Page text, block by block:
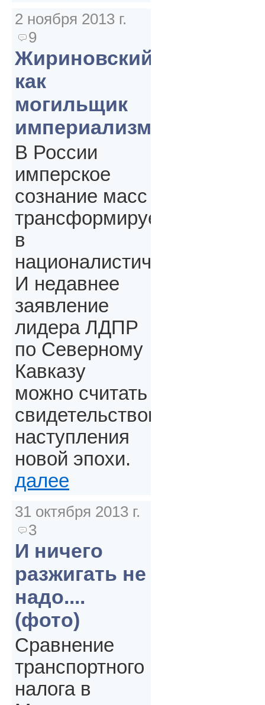
2 ноября 2013 г.
9
Жириновский
как
могильщик
империализма
В России
имперское
сознание масс
трансформируется
в
националистическое.
И недавнее
заявление
лидера ЛДПР
по Северному
Кавказу
можно считать
свидетельством
наступления
новой эпохи.
далее
31 октября 2013 г.
3
И ничего
разжигать не
надо....
(фото)
Сравнение
транспортного
налога в